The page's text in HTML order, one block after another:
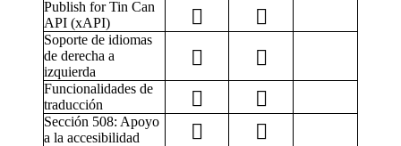
Publish for Tin Can
API (xAPI)
Soporte de idiomas
de derecha a
izquierda
Funcionalidades de
traducción
Sección 508: Apoyo
a la accesibilidad